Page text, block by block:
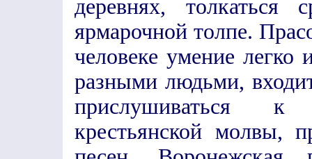
деревнях, толкаться
ярмарочной толпе.
человеке умение
разными людьми,
прислушиваться к
крестьянской молвы,